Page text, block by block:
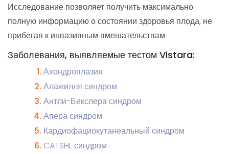
Исследование позволяет получить максимально
полную информацию о состоянии здоровья плода, не
прибегая к инвазивным вмешательствам
Заболевания, выявляемые тестом Vistara:
Ахондроплазия
Алажилля синдром
Антли-Бикслера синдром
Апера синдром
Кардиофациокутанеальный синдром
CATSHL синдром